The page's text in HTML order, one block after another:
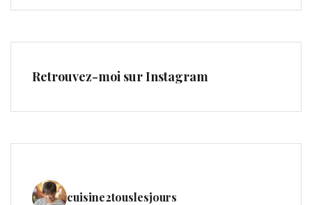
Retrouvez-moi sur Instagram
cuisine2touslesjours